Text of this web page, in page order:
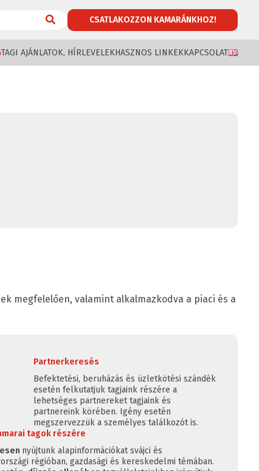
CSATLAKOZZON KAMARÁNKHOZ!
TAGI AJÁNLATOK, HÍRLEVELEKHASZNOS LINKEKKAPCSOLAT
megfelelően, valamint alkalmazkodva a piaci és a
Partnerkeresés
Befektetési, beruházás és üzletkötési szándék
esetén felkutatjuk tagjaink részére a
lehetséges partnereket tagjaink és
partnereink körében. Igény esetén
megszervezzük a személyes találkozót is.
tagok részére
nyújtunk alapinformációkat svájci és
régióban, gazdasági és kereskedelmi témában.